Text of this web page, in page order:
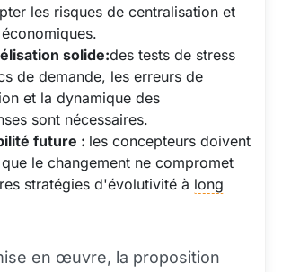
les risques de centralisation et
solide:des tests de stress
de demande, les erreurs de
et la dynamique des
sont nécessaires.
future : les concepteurs doivent
le changement ne compromet
stratégies d'évolutivité à long
en œuvre, la proposition